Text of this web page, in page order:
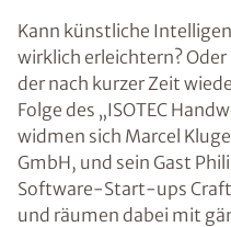
Kann künstliche
wirklich erleichtern?
der nach kurzer Zeit
Folge des „ISOTEC
widmen sich Marcel
GmbH, und sein Gast
Software-Start-ups
und räumen dabei mit